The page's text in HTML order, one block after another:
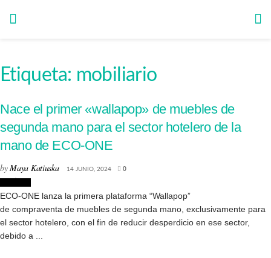
Etiqueta: mobiliario
Nace el primer «wallapop» de muebles de
segunda mano para el sector hotelero de la
mano de ECO-ONE
byMaya Katiuska 14 JUNIO, 2024 0
ECO-ONE lanza la primera plataforma “Wallapop”
de compraventa de muebles de segunda mano, exclusivamente para
el sector hotelero, con el fin de reducir desperdicio en ese sector,
debido a ...